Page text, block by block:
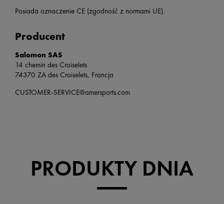
Posiada oznaczenie CE (zgodność z normami UE).
Producent
Salomon SAS
14 chemin des Croiselets
74370 ZA des Croiselets, Francja
CUSTOMER-SERVICE@amersports.com
PRODUKTY DNIA